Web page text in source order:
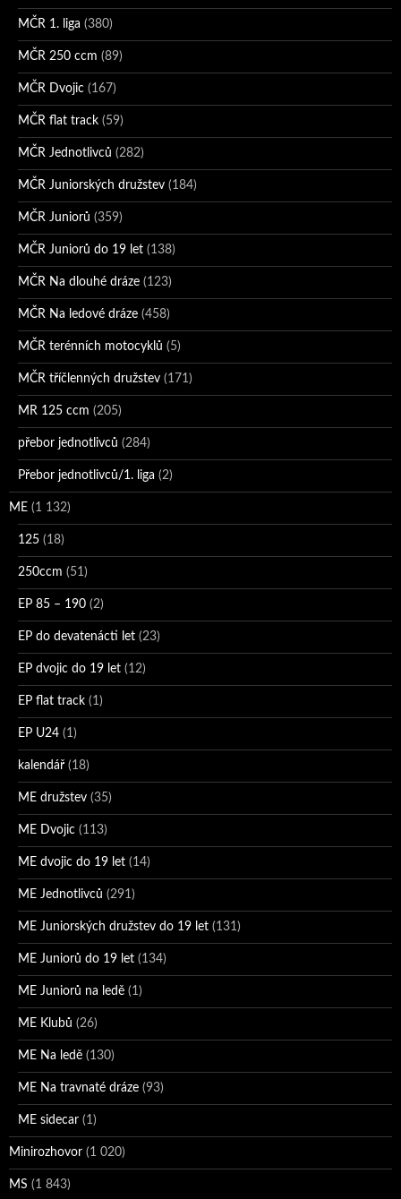
MČR 1. liga (380)
MČR 250 ccm (89)
MČR Dvojic (167)
MČR flat track (59)
MČR Jednotlivců (282)
MČR Juniorských družstev (184)
MČR Juniorů (359)
MČR Juniorů do 19 let (138)
MČR Na dlouhé dráze (123)
MČR Na ledové dráze (458)
MČR terénních motocyklů (5)
MČR tříčlenných družstev (171)
MR 125 ccm (205)
přebor jednotlivců (284)
Přebor jednotlivců/1. liga (2)
ME (1 132)
125 (18)
250ccm (51)
EP 85 – 190 (2)
EP do devatenácti let (23)
EP dvojic do 19 let (12)
EP flat track (1)
EP U24 (1)
kalendář (18)
ME družstev (35)
ME Dvojic (113)
ME dvojic do 19 let (14)
ME Jednotlivců (291)
ME Juniorských družstev do 19 let (131)
ME Juniorů do 19 let (134)
ME Juniorů na ledě (1)
ME Klubů (26)
ME Na ledě (130)
ME Na travnaté dráze (93)
ME sidecar (1)
Minirozhovor (1 020)
MS (1 843)